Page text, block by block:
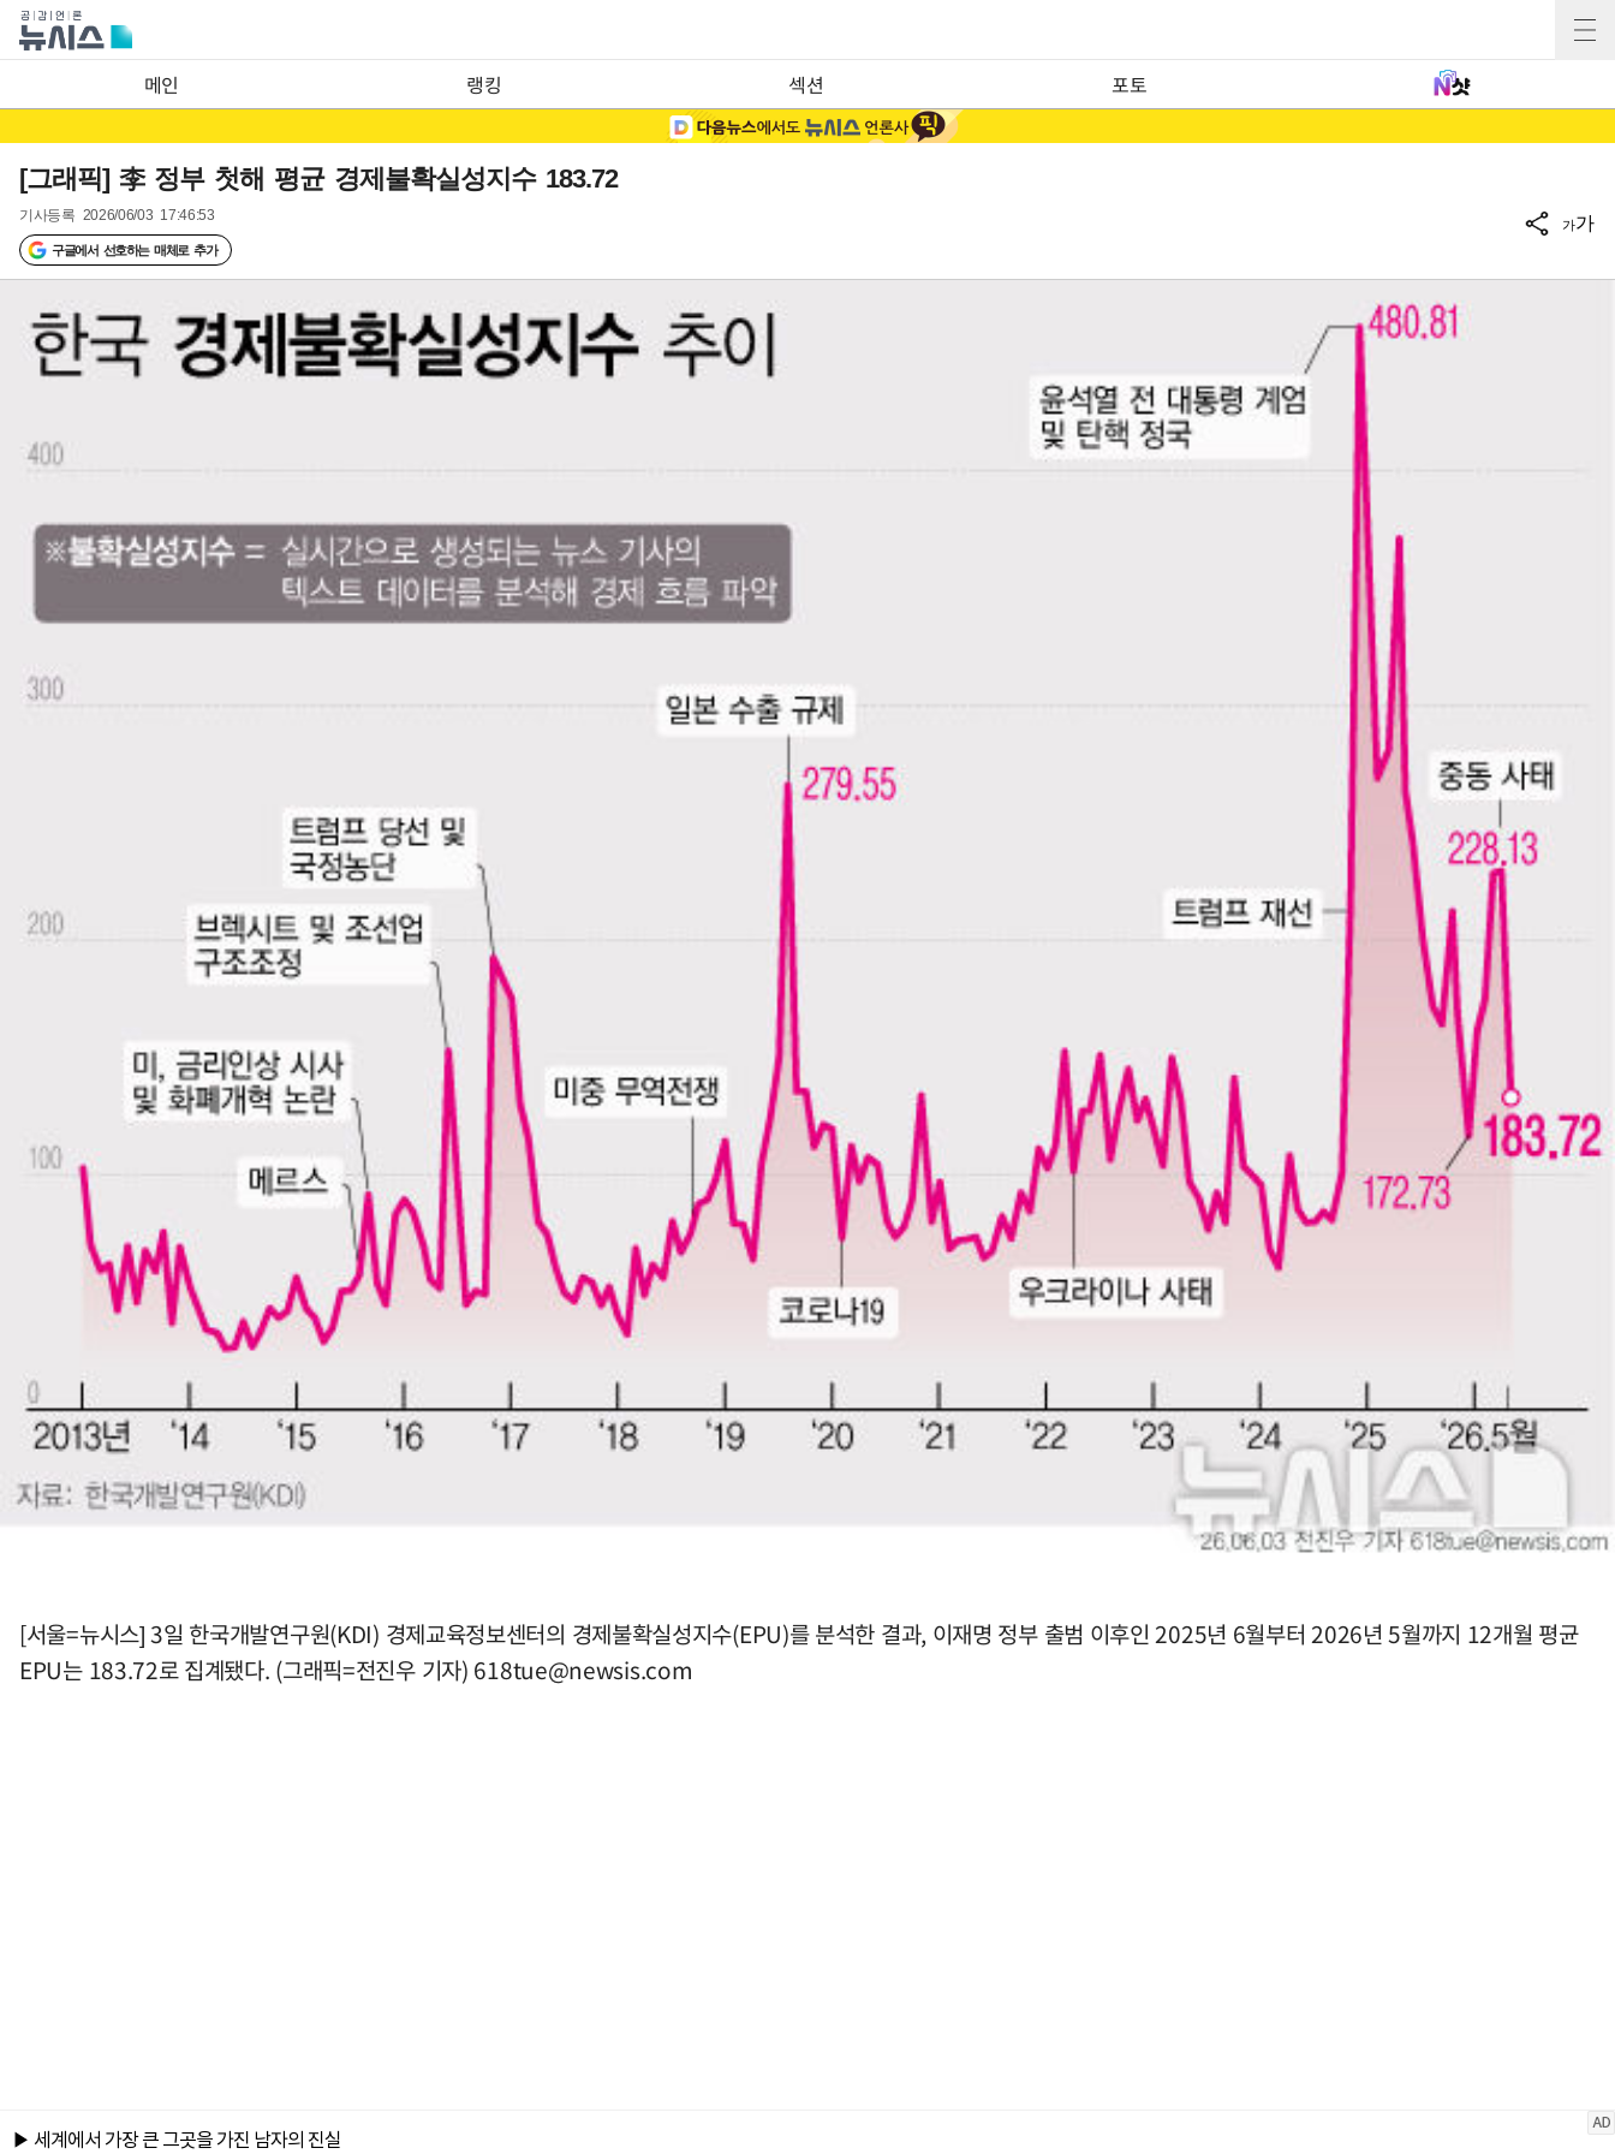
메인 랭킹 섹션 포토
[그래픽] 李 정부 첫해 평균 경제불확실성지수 183.72
기사등록 2026/06/03 17:46:53
구글에서 선호하는 매체로 추가
가가
[서울=뉴시스] 3일 한국개발연구원(KDI) 경제교육정보센터의 경제불확실성지수(EPU)를 분석한 결과, 이재명 정부 출범 이후인 2025년 6월부터 2026년 5월까지 12개월 평균
EPU는 183.72로 집계됐다. (그래픽=전진우 기자) 618tue@newsis.com